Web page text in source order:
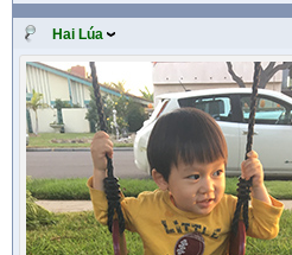
Hai Lúa